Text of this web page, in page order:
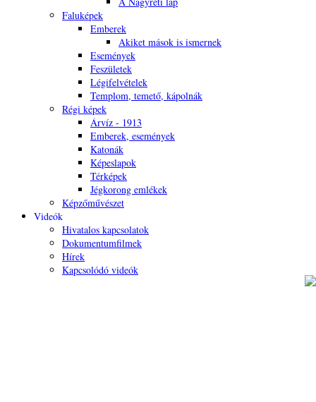
Faluképek
Emberek
Akiket mások is ismernek
Események
Feszületek
Légifelvételek
Templom, temető, kápolnák
Régi képek
Árvíz - 1913
Emberek, események
Katonák
Képeslapok
Térképek
Jégkorong emlékek
Képzőművészet
Videók
Hivatalos kapcsolatok
Dokumentumfilmek
Hírek
Kapcsolódó videók